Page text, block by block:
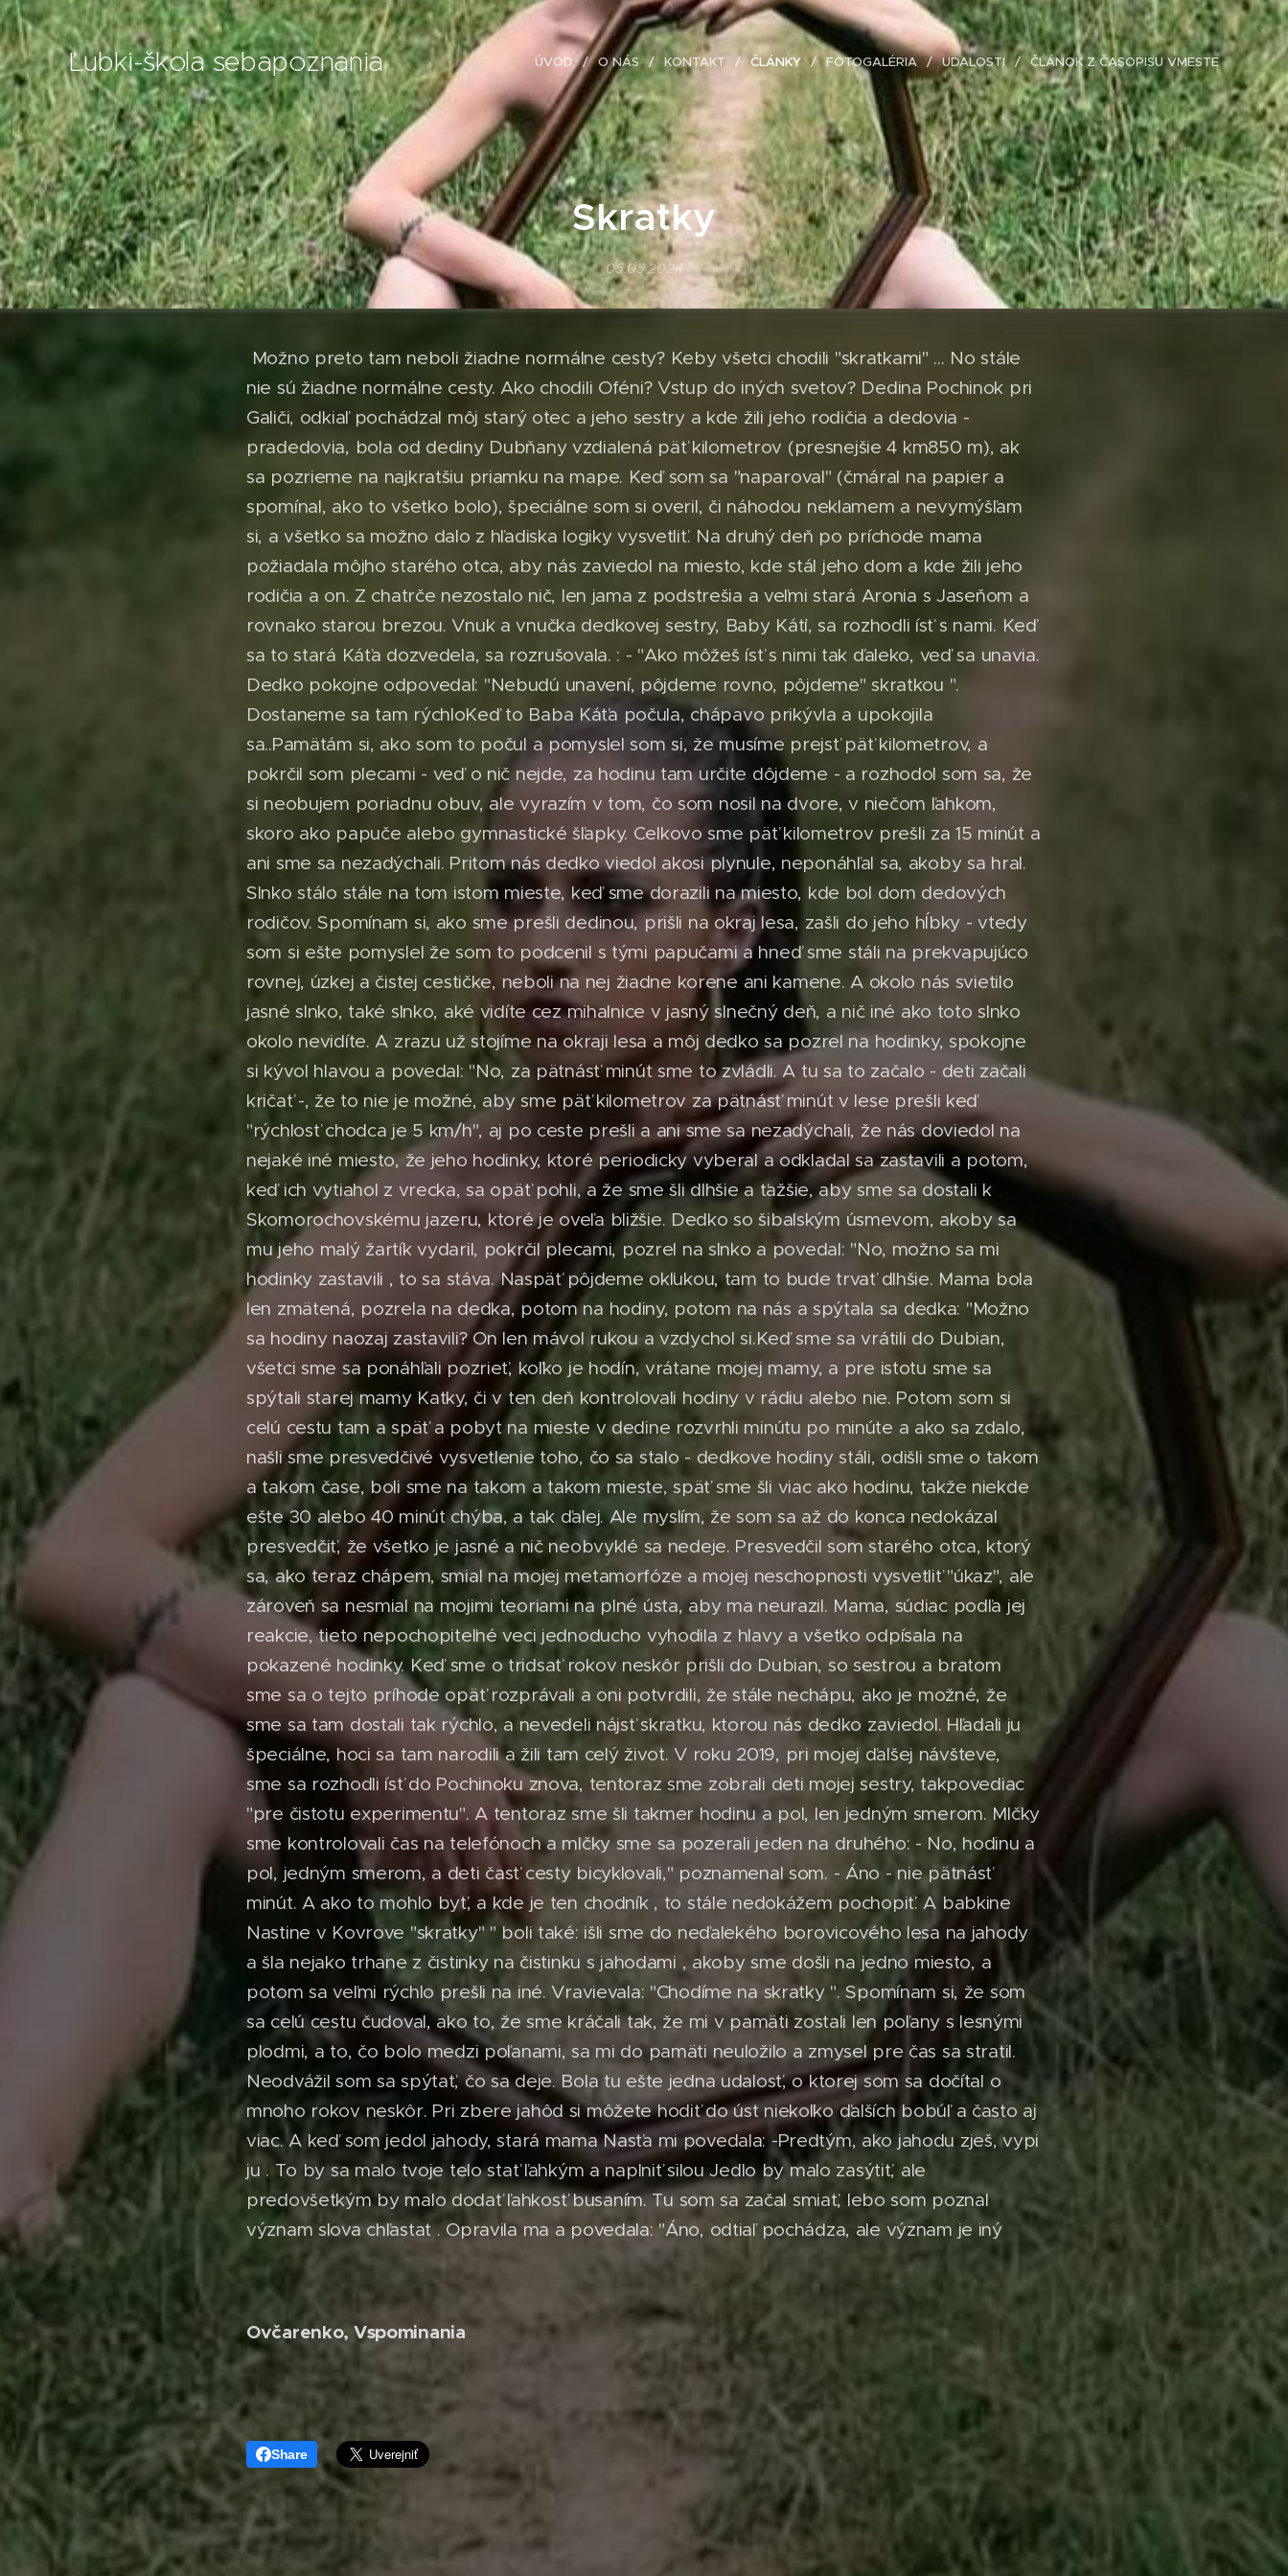
Ľubki-škola sebapoznania ÚVOD O NÁS KONTAKT ČLÁNKY FOTOGALÉRIA UDALOSTI ČLÁNOK Z ČASOPISU VMESTE
Skratky
05.05.2024
Možno preto tam neboli žiadne normálne cesty? Keby všetci chodili "skratkami" ... No stále
nie sú žiadne normálne cesty. Ako chodili Oféni? Vstup do iných svetov? Dedina Pochinok pri
Galiči, odkiaľ pochádzal môj starý otec a jeho sestry a kde žili jeho rodičia a dedovia -
pradedovia, bola od dediny Dubňany vzdialená päť kilometrov (presnejšie 4 km850 m), ak
sa pozrieme na najkratšiu priamku na mape. Keď som sa "naparoval" (čmáral na papier a
spomínal, ako to všetko bolo), špeciálne som si overil, či náhodou neklamem a nevymýšľam
si, a všetko sa možno dalo z hľadiska logiky vysvetliť. Na druhý deň po príchode mama
požiadala môjho starého otca, aby nás zaviedol na miesto, kde stál jeho dom a kde žili jeho
rodičia a on. Z chatrče nezostalo nič, len jama z podstrešia a veľmi stará Aronia s Jaseňom a
rovnako starou brezou. Vnuk a vnučka dedkovej sestry, Baby Káťi, sa rozhodli ísť s nami. Keď
sa to stará Káťa dozvedela, sa rozrušovala. : - "Ako môžeš ísť s nimi tak ďaleko, veď sa unavia.
Dedko pokojne odpovedal: "Nebudú unavení, pôjdeme rovno, pôjdeme" skratkou ".
Dostaneme sa tam rýchloKeď to Baba Káťa počula, chápavo prikývla a upokojila
sa..Pamätám si, ako som to počul a pomyslel som si, že musíme prejsť päť kilometrov, a
pokrčil som plecami - veď o nič nejde, za hodinu tam určite dôjdeme - a rozhodol som sa, že
si neobujem poriadnu obuv, ale vyrazím v tom, čo som nosil na dvore, v niečom ľahkom,
skoro ako papuče alebo gymnastické šľapky. Celkovo sme päť kilometrov prešli za 15 minút a
ani sme sa nezadýchali. Pritom nás dedko viedol akosi plynule, neponáhľal sa, akoby sa hral.
Slnko stálo stále na tom istom mieste, keď sme dorazili na miesto, kde bol dom dedových
rodičov. Spomínam si, ako sme prešli dedinou, prišli na okraj lesa, zašli do jeho hĺbky - vtedy
som si ešte pomyslel že som to podcenil s tými papučami a hneď sme stáli na prekvapujúco
rovnej, úzkej a čistej cestičke, neboli na nej žiadne korene ani kamene. A okolo nás svietilo
jasné slnko, také slnko, aké vidíte cez mihalnice v jasný slnečný deň, a nič iné ako toto slnko
okolo nevidíte. A zrazu už stojíme na okraji lesa a môj dedko sa pozrel na hodinky, spokojne
si kývol hlavou a povedal: "No, za pätnásť minút sme to zvládli. A tu sa to začalo - deti začali
kričať -, že to nie je možné, aby sme päť kilometrov za pätnásť minút v lese prešli keď
"rýchlosť chodca je 5 km/h", aj po ceste prešli a ani sme sa nezadýchali, že nás doviedol na
nejaké iné miesto, že jeho hodinky, ktoré periodicky vyberal a odkladal sa zastavili a potom,
keď ich vytiahol z vrecka, sa opäť pohli, a že sme šli dlhšie a ťažšie, aby sme sa dostali k
Skomorochovskému jazeru, ktoré je oveľa bližšie. Dedko so šibalským úsmevom, akoby sa
mu jeho malý žartík vydaril, pokrčil plecami, pozrel na slnko a povedal: "No, možno sa mi
hodinky zastavili , to sa stáva. Naspäť pôjdeme okľukou, tam to bude trvať dlhšie. Mama bola
len zmätená, pozrela na dedka, potom na hodiny, potom na nás a spýtala sa dedka: "Možno
sa hodiny naozaj zastavili? On len mávol rukou a vzdychol si.Keď sme sa vrátili do Dubian,
všetci sme sa ponáhľali pozrieť, koľko je hodín, vrátane mojej mamy, a pre istotu sme sa
spýtali starej mamy Katky, či v ten deň kontrolovali hodiny v rádiu alebo nie. Potom som si
celú cestu tam a späť a pobyt na mieste v dedine rozvrhli minútu po minúte a ako sa zdalo,
našli sme presvedčivé vysvetlenie toho, čo sa stalo - dedkove hodiny stáli, odišli sme o takom
a takom čase, boli sme na takom a takom mieste, späť sme šli viac ako hodinu, takže niekde
ešte 30 alebo 40 minút chýba, a tak ďalej. Ale myslím, že som sa až do konca nedokázal
presvedčiť, že všetko je jasné a nič neobvyklé sa nedeje. Presvedčil som starého otca, ktorý
sa, ako teraz chápem, smial na mojej metamorfóze a mojej neschopnosti vysvetliť "úkaz", ale
zároveň sa nesmial na mojimi teoriami na plné ústa, aby ma neurazil. Mama, súdiac podľa jej
reakcie, tieto nepochopiteľné veci jednoducho vyhodila z hlavy a všetko odpísala na
pokazené hodinky. Keď sme o tridsať rokov neskôr prišli do Dubian, so sestrou a bratom
sme sa o tejto príhode opäť rozprávali a oni potvrdili, že stále nechápu, ako je možné, že
sme sa tam dostali tak rýchlo, a nevedeli nájsť skratku, ktorou nás dedko zaviedol. Hľadali ju
špeciálne, hoci sa tam narodili a žili tam celý život. V roku 2019, pri mojej ďalšej návšteve,
sme sa rozhodli ísť do Pochinoku znova, tentoraz sme zobrali deti mojej sestry, takpovediac
"pre čistotu experimentu". A tentoraz sme šli takmer hodinu a pol, len jedným smerom. Mlčky
sme kontrolovali čas na telefónoch a mlčky sme sa pozerali jeden na druhého: - No, hodinu a
pol, jedným smerom, a deti časť cesty bicyklovali," poznamenal som. - Áno - nie pätnásť
minút. A ako to mohlo byť, a kde je ten chodník , to stále nedokážem pochopiť. A babkine
Nastine v Kovrove "skratky" " boli také: išli sme do neďalekého borovicového lesa na jahody
a šla nejako trhane z čistinky na čistinku s jahodami , akoby sme došli na jedno miesto, a
potom sa veľmi rýchlo prešli na iné. Vravievala: "Chodíme na skratky ". Spomínam si, že som
sa celú cestu čudoval, ako to, že sme kráčali tak, že mi v pamäti zostali len poľany s lesnými
plodmi, a to, čo bolo medzi poľanami, sa mi do pamäti neuložilo a zmysel pre čas sa stratil.
Neodvážil som sa spýtať, čo sa deje. Bola tu ešte jedna udalosť, o ktorej som sa dočítal o
mnoho rokov neskôr. Pri zbere jahôd si môžete hodiť do úst niekoľko ďalších bobúľ a často aj
viac. A keď som jedol jahody, stará mama Nasťa mi povedala: -Predtým, ako jahodu zješ, vypi
ju . To by sa malo tvoje telo stať ľahkým a naplniť silou Jedlo by malo zasýtiť, ale
predovšetkým by malo dodať ľahkosť busaním. Tu som sa začal smiať, lebo som poznal
význam slova chľastat . Opravila ma a povedala: "Áno, odtiaľ pochádza, ale význam je iný
Ovčarenko, Vspominania
Share